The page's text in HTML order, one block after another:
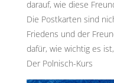
darauf, wie diese
Die Postkarten sind
Friedens und der
dafür, wie wichtig es
Der Polnisch-Kurs